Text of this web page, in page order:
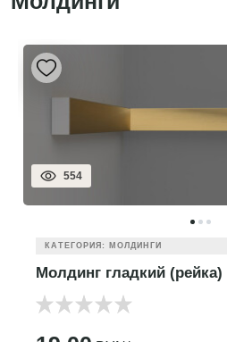
554
КАТЕГОРИЯ: МОЛДИНГИ
Молдинг гладкий (рейка)